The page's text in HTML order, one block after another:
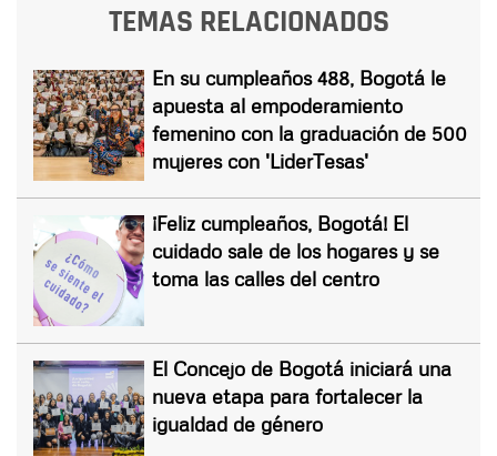
TEMAS RELACIONADOS
En su cumpleaños 488, Bogotá le
apuesta al empoderamiento
femenino con la graduación de 500
mujeres con 'LiderTesas'
¡Feliz cumpleaños, Bogotá! El
cuidado sale de los hogares y se
toma las calles del centro
El Concejo de Bogotá iniciará una
nueva etapa para fortalecer la
igualdad de género